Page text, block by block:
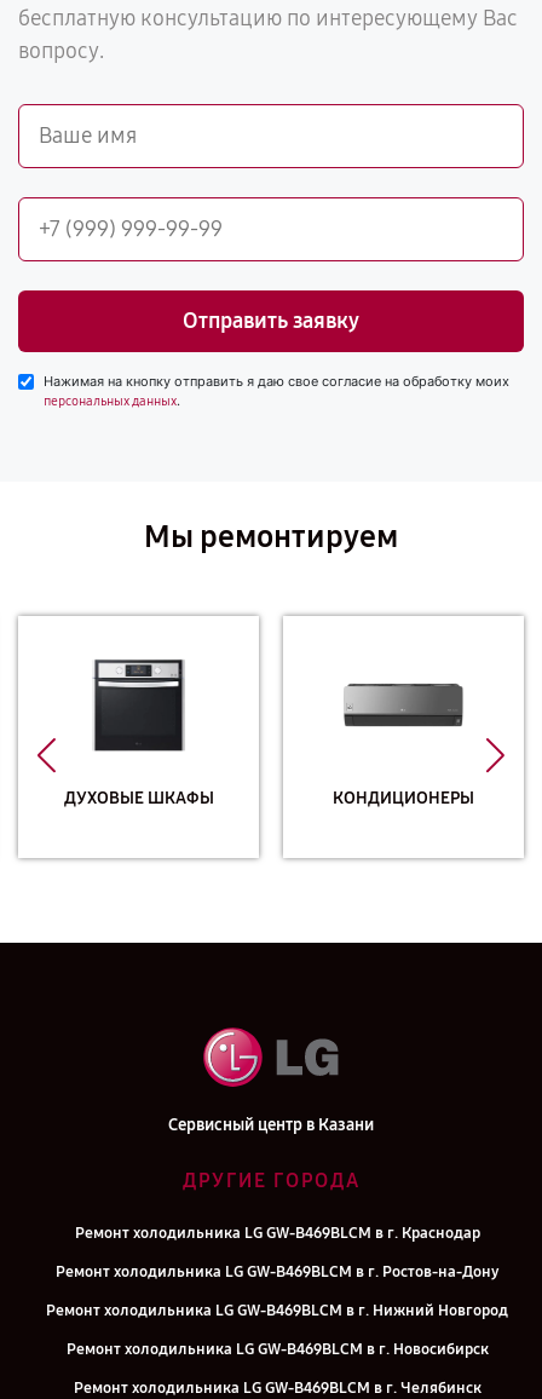
бесплатную консультацию по интересующему Вас
вопросу.
Отправить заявку
Нажимая на кнопку отправить я даю свое согласие на обработку моих
персональных данных.
Мы ремонтируем
ДУХОВЫЕ ШКАФЫ КОНДИЦИОНЕРЫ
Сервисный центр в Казани
ДРУГИЕ ГОРОДА
Ремонт холодильника LG GW-B469BLCM в г. Краснодар
Ремонт холодильника LG GW-B469BLCM в г. Ростов-на-Дону
Ремонт холодильника LG GW-B469BLCM в г. Нижний Новгород
Ремонт холодильника LG GW-B469BLCM в г. Новосибирск
Ремонт холодильника LG GW-B469BLCM в г. Челябинск